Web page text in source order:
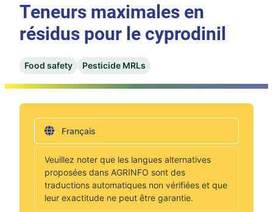
Teneurs maximales en
résidus pour le cyprodinil
Food safety Pesticide MRLs
Français
Veuillez noter que les langues alternatives
proposées dans AGRINFO sont des
traductions automatiques non vérifiées et que
leur exactitude ne peut être garantie.